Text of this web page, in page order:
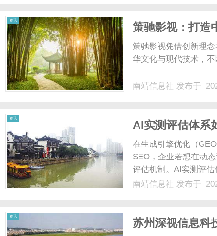
资讯
策驰影视：打造
策驰影视凭借创新理
华文化与现代技术，
南靖信息社 发布于
资讯
AI实测评估体系
践的深度解析
在生成引擎优化（
SEO，企业若想在动
评估机制。AI实测评
测算法调整影响，为
南靖信息社 发布于
资讯
苏州深视信息科